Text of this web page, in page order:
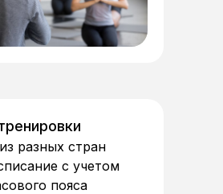
разных стран
с учетом
пояса